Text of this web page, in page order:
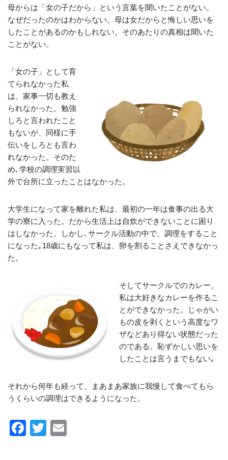
母からは「女の子だから」という言葉を聞いたことがない。
なぜだったのかはわからない。母は女だからと悔しい思いを
したことがあるのかもしれない。そのあたりの真相は聞いた
ことがない。
「女の子」として育
てられなかった私
は、家事一切も教え
られなかった。勉強
しろと言われたこと
もないが、同様に手
伝いをしろとも言わ
れなかった。そのた
め､学校の調理実習以
外で台所に立ったことはなかった。
大学生になって家を離れた私は、最初の一年は食事の出る大
学の寮に入った。だから生活上は自炊ができないことに困り
はしなかった。しかし､サークル活動の中で、調理をすること
になった｡18歳にもなって私は、卵を割ることさえできなかっ
た。
そしてサークルでのカレー。
私は大好きなカレーを作るこ
とができなかった。じゃがい
もの皮を剥くという高度なワ
ザなどあり得ない状態だった
のである。恥ずかしい思いを
したことは言うまでもない｡
それから何年も経って、まあまあ家族に我慢して食べてもら
うくらいの調理はできるようになった。
F
T